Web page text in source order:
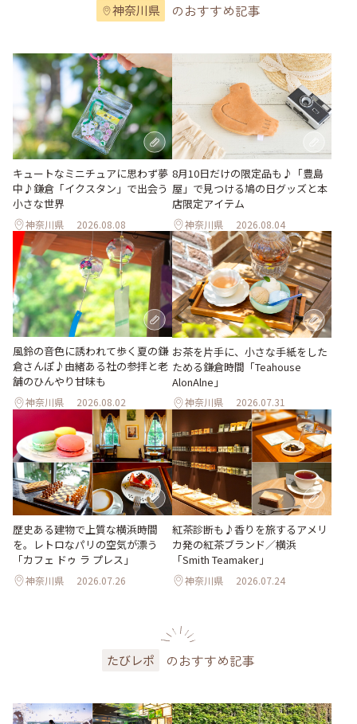
神奈川県 のおすすめ記事
キュートなミニチュアに思わず夢
中♪鎌倉「イクスタン」で出会う
小さな世界
神奈川県 2026.08.08
8月10日だけの限定品も♪「豊島
屋」で見つける鳩の日グッズと本
店限定アイテム
神奈川県 2026.08.04
風鈴の音色に誘われて歩く夏の鎌
倉さんぽ♪由緒ある社の参拝と老
舗のひんやり甘味も
神奈川県 2026.08.02
お茶を片手に、小さな手紙をした
ためる鎌倉時間「Teahouse
AlonAlne」
神奈川県 2026.07.31
歴史ある建物で上質な横浜時間
を。レトロなパリの空気が漂う
「カフェ ドゥ ラ プレス」
神奈川県 2026.07.26
紅茶診断も♪香りを旅するアメリ
カ発の紅茶ブランド／横浜
「Smith Teamaker」
神奈川県 2026.07.24
たびレポ のおすすめ記事